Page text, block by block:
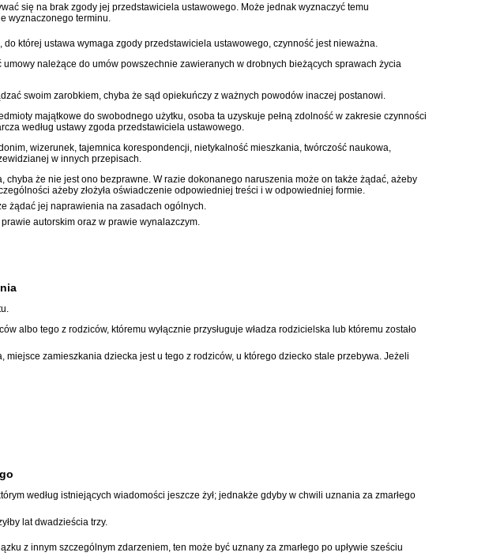
się na brak zgody jej przedstawiciela ustawowego. Może jednak wyznaczyć temu
wyznaczonego terminu.
której ustawa wymaga zgody przedstawiciela ustawowego, czynność jest nieważna.
należące do umów powszechnie zawieranych w drobnych bieżących sprawach życia
swoim zarobkiem, chyba że sąd opiekuńczy z ważnych powodów inaczej postanowi.
majątkowe do swobodnego użytku, osoba ta uzyskuje pełną zdolność w zakresie czynności
według ustawy zgoda przedstawiciela ustawowego.
wizerunek, tajemnica korespondencji, nietykalność mieszkania, twórczość naukowa,
w innych przepisach.
że nie jest ono bezprawne. W razie dokonanego naruszenia może on także żądać, ażeby
ażeby złożyła oświadczenie odpowiedniej treści i w odpowiedniej formie.
żądać jej naprawienia na zasadach ogólnych.
autorskim oraz w prawie wynalazczym.
albo tego z rodziców, któremu wyłącznie przysługuje władza rodzicielska lub któremu zostało
zamieszkania dziecka jest u tego z rodziców, u którego dziecko stale przebywa. Jeżeli
według istniejących wiadomości jeszcze żył; jednakże gdyby w chwili uznania za zmarłego
lat dwadzieścia trzy.
z innym szczególnym zdarzeniem, ten może być uznany za zmarłego po upływie sześciu